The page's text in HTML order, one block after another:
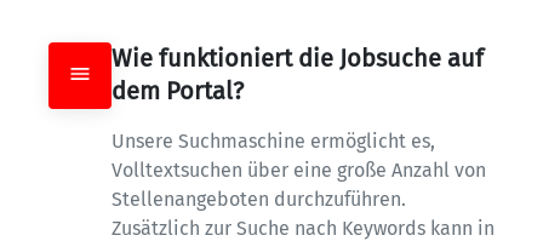
Wie funktioniert die Jobsuche auf
dem Portal?
Unsere Suchmaschine ermöglicht es,
Volltextsuchen über eine große Anzahl von
Stellenangeboten durchzuführen.
Zusätzlich zur Suche nach Keywords kann in